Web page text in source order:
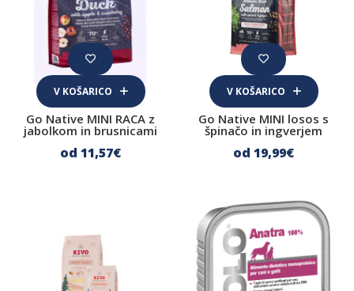
Dopolnilna hrana za pse
Koža in dlaka
Urinarni trakt
Sklepi
Imunski sistem
Prva pomoč
Šamponi in nega kože
V KOŠARICO
Go Native MINI RACA z
jabolkom in brusnicami
od 11,57€
V KOŠARICO
Go Native MINI losos s
špinačo in ingverjem
od 19,99€